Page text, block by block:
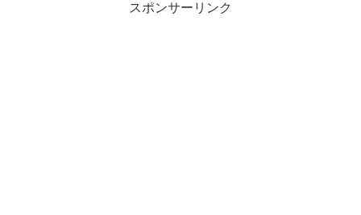
スポンサーリンク